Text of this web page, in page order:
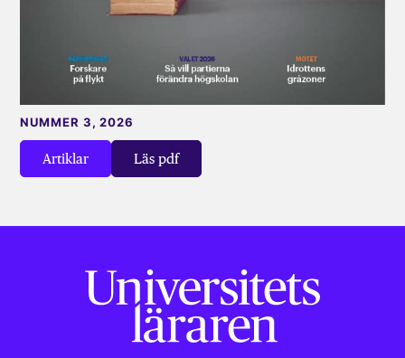
Artiklar Läs pdf
NUMMER 3, 2026